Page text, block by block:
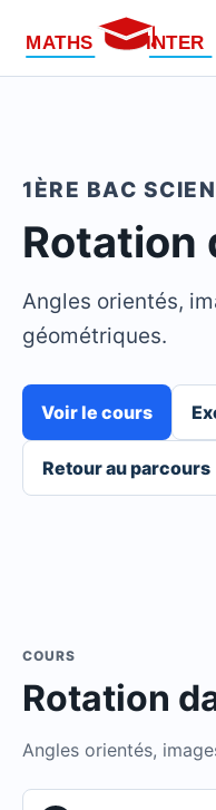
1ÈRE BAC
Rotation
Angles orientés,
géométriques.
Voir le cours
Retour au parcours
COURS
Rotation
Angles orientés,